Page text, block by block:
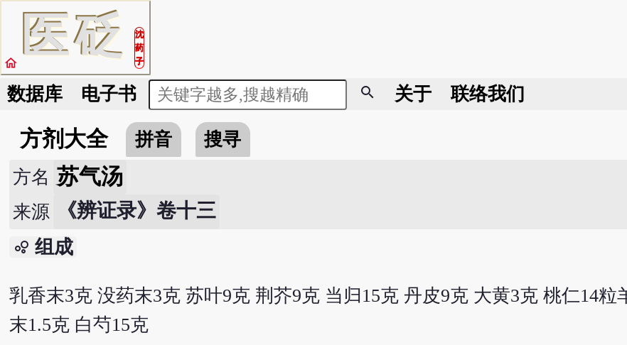
医砭
沈
药
子
home
数据库 电子书 search 关于 联络我们
方剂大全 拼音 搜寻
方名 苏气汤
来源 《辨证录》卷十三
bubble_chart 组成
乳香末3克 没药末3克 苏叶9克 荆芥9克 当归15克 丹皮9克 大黄3克 桃仁14粒
末1.5克 白芍15克